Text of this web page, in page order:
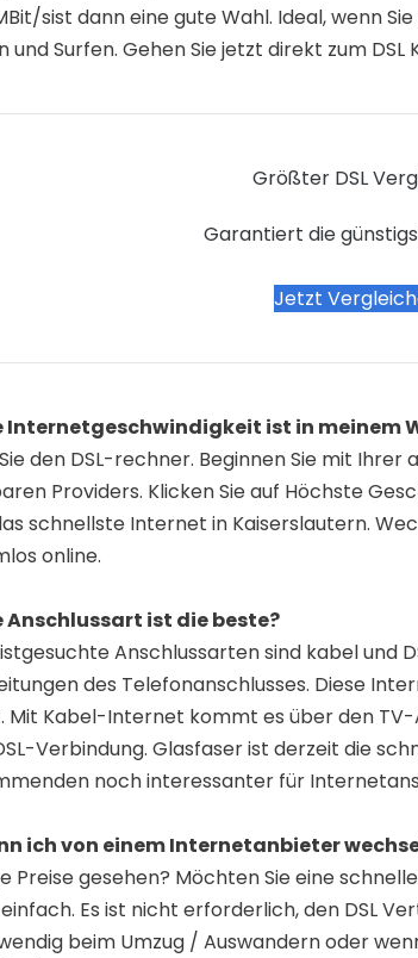
sist dann eine gute Wahl. Ideal, wenn
und Surfen. Gehen Sie jetzt direkt zum DSL
Größter DSL
Garantiert die
Jetzt
Internetgeschwindigkeit ist in meinem
den DSL-rechner. Beginnen Sie mit Ihrer
Providers. Klicken Sie auf Höchste
schnellste Internet in Kaiserslautern.
online.
Anschlussart ist die beste?
Anschlussarten sind kabel und
des Telefonanschlusses. Diese
Mit Kabel-Internet kommt es über den
Verbindung. Glasfaser ist derzeit die
noch interessanter für
ich von einem Internetanbieter
Preise gesehen? Möchten Sie eine
Es ist nicht erforderlich, den DSL
beim Umzug / Auswandern oder